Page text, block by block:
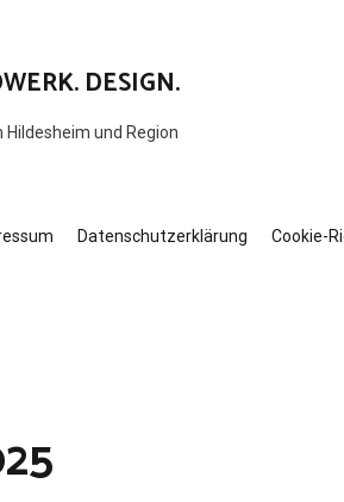
DESIGN.
und Region
Datenschutzerklärung Cookie-